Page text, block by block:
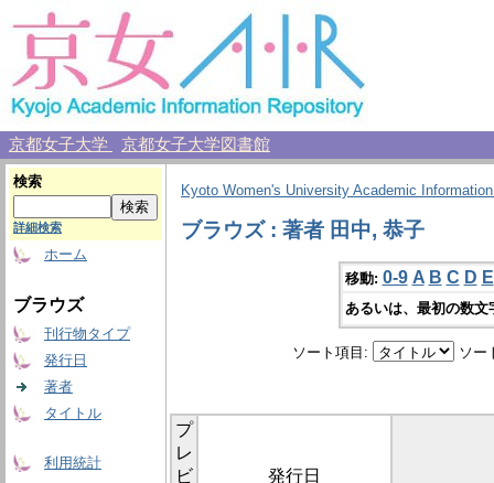
京都女子大学 京都女子大学図書館
検索
詳細検索
ホーム
ブラウズ
刊行物タイプ
発行日
著者
タイトル
利用統計
Kyoto Women's University Academic
ブラウズ : 著者 田中, 恭子
移動: 0-9 A B C D E
あるいは、最初の数
ソート項目: ソー
プ
レ
ビ
発行日